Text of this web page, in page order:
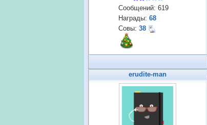
Сообщений: 619
Награды: 68
Совы: 38
erudite-man